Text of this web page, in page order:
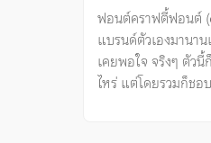
ฟอนต์คราฟตี้ฟอนต์
แบรนด์ตัวเองมานา
เคยพอใจ จริงๆ ตัวนี้
ไหร่ แต่โดยรวมก็ช